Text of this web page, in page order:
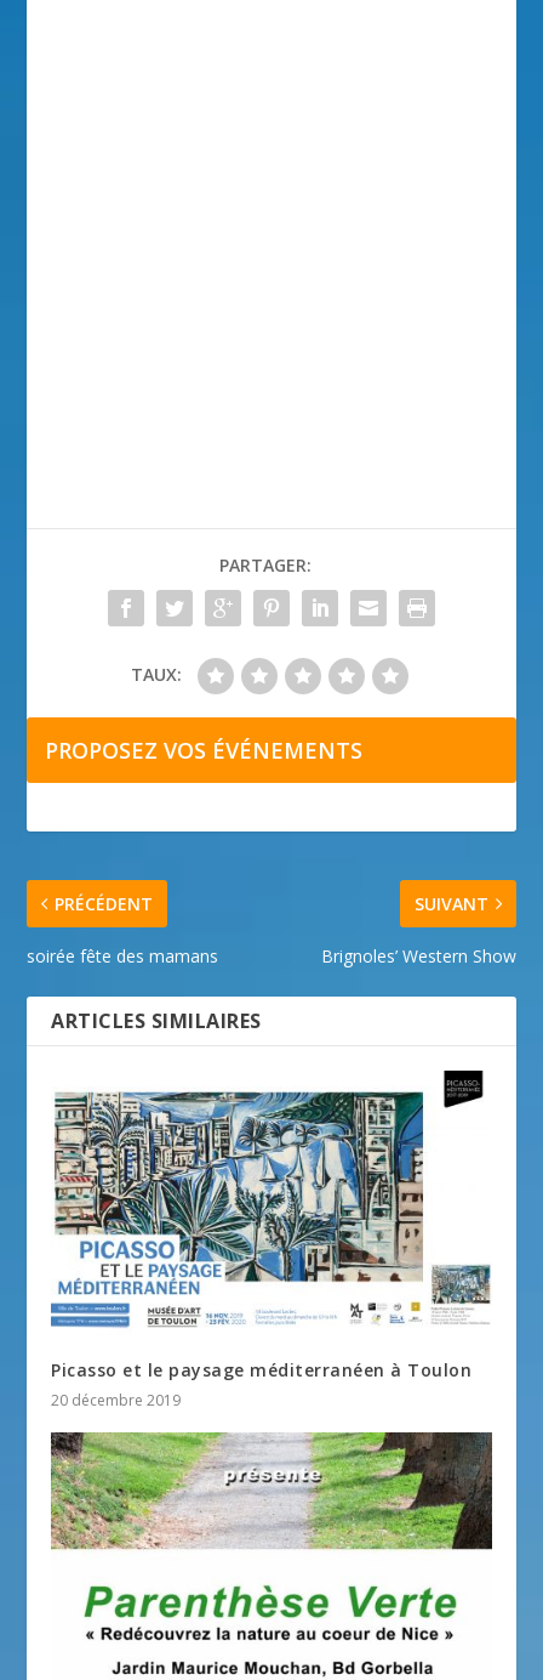
PARTAGER:
TAUX:
PROPOSEZ VOS ÉVÉNEMENTS
PRÉCÉDENT
soirée fête des mamans
SUIVANT
Brignoles’ Western Show
ARTICLES SIMILAIRES
Picasso et le paysage méditerranéen à Toulon
20 décembre 2019